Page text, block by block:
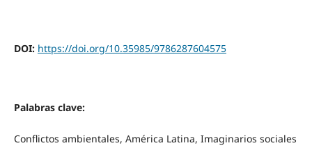
DOI: https://doi.org/10.35985/9786287604575
Palabras clave:
Conflictos ambientales, América Latina, Imaginarios sociales